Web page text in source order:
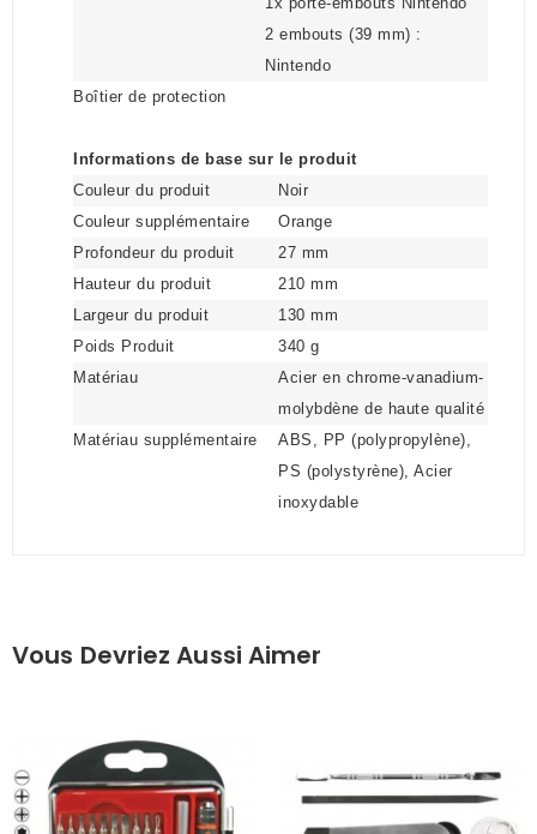
2 embouts (39 mm) :
Nintendo
Boîtier de protection
Informations de base sur le produit
Couleur du produit
Noir
Couleur supplémentaire
Orange
Profondeur du produit
27 mm
Hauteur du produit
210 mm
Largeur du produit
130 mm
Poids Produit
340 g
Matériau
Acier en chrome-vanadium-
molybdène de haute qualité
Matériau supplémentaire
ABS, PP (polypropylène),
PS (polystyrène), Acier
inoxydable
Vous Devriez Aussi Aimer